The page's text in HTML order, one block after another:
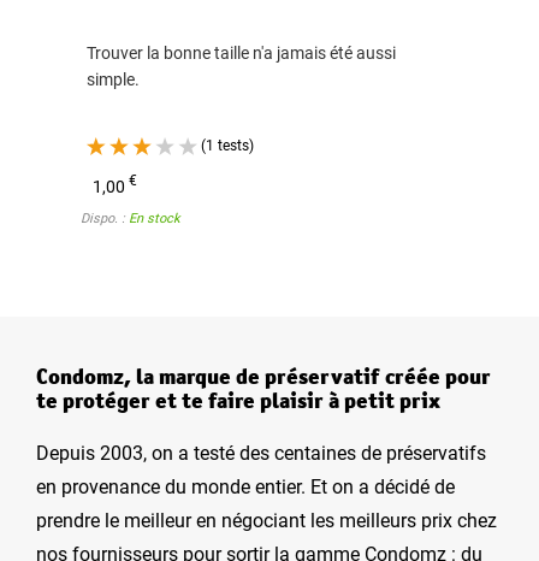
Trouver la bonne taille n'a jamais été aussi
simple.
(1 tests)
1,00€
Dispo. : En stock
Condomz, la marque de préservatif créée pour
te protéger et te faire plaisir à petit prix
Depuis 2003, on a testé des centaines de préservatifs
en provenance du monde entier. Et on a décidé de
prendre le meilleur en négociant les meilleurs prix chez
nos fournisseurs pour sortir la gamme Condomz : du